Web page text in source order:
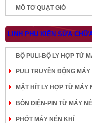
MÔ TƠ QUẠT GIÓ
LINH PHỤ KIỆN SỬA
BỘ PULI-BỘ LY HỢP TỪ
PULI TRUYỀN ĐỘNG MÁY
MẶT HÍT LY HỢP TỪ MÁY
BÔN ĐIỆN-PIN TỪ MÁY
PHỚT MÁY NÉN KHÍ